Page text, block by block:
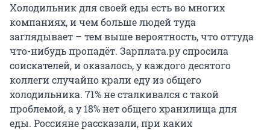
Холодильник для своей еды есть во многих
компаниях, и чем больше людей туда
заглядывает – тем выше вероятность, что оттуда
что-нибудь пропадёт. Зарплата.ру спросила
соискателей, и оказалось, у каждого десятого
коллеги случайно крали еду из общего
холодильника. 71% не сталкивался с такой
проблемой, а у 18% нет общего хранилища для
еды. Россияне рассказали, при каких